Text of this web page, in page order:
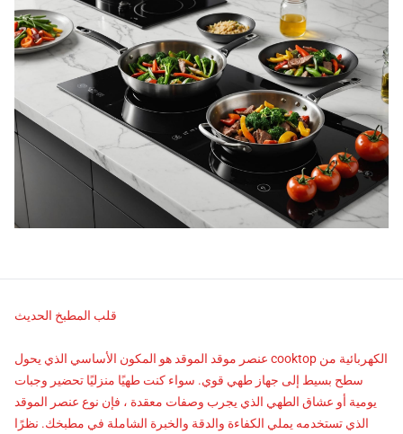
قلب المطبخ الحديث
عنصر موقد الموقد هو المكون الأساسي الذي يحول cooktop الكهربائية من
سطح بسيط إلى جهاز طهي قوي. سواء كنت طهيًا منزليًا تحضير وجبات
يومية أو عشاق الطهي الذي يجرب وصفات معقدة ، فإن نوع عنصر الموقد
الذي تستخدمه يملي الكفاءة والدقة والخبرة الشاملة في مطبخك. نظرًا